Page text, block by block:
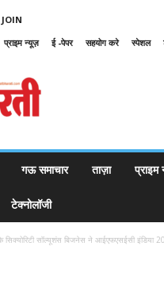
प्राइम न्यूज़ ई -पेपर सहयोग करे स्पेशल
गऊ समाचार ताज़ा प्राइम
टेक्नोलॉजी
सिक्योरिटी सॉल्यूशंस बिजनेस ने आईएफएसईसी इंडिया